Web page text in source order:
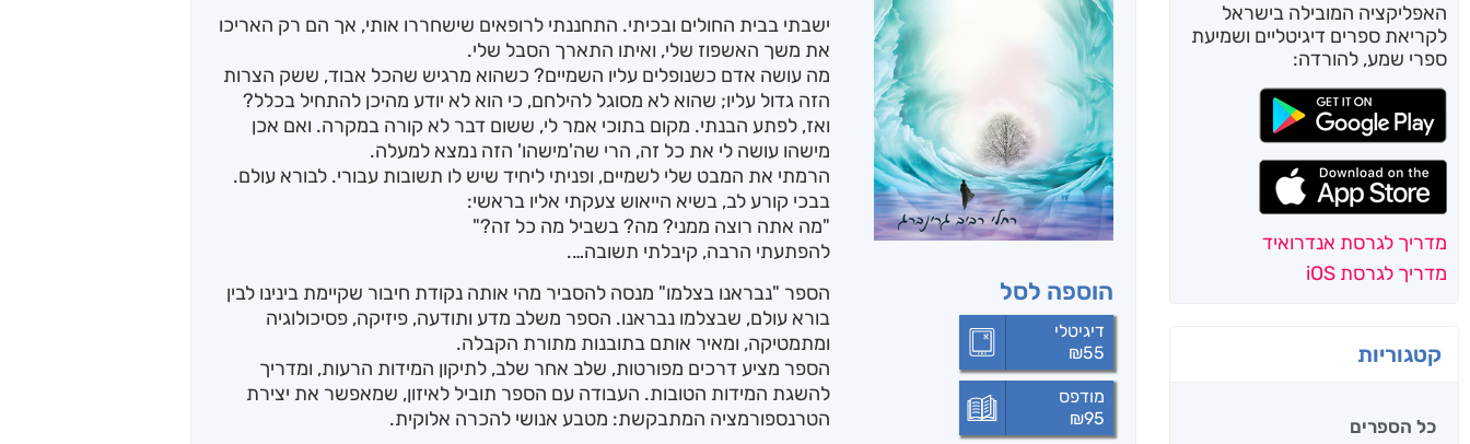
האפליקציה המובילה בישראל
לקריאת ספרים דיגיטליים ושמיעת
ספרי שמע, להורדה:
מדריך לגרסת אנדרואיד
מדריך לגרסת iOS
קטגוריות
כל הספרים
הוספה לסל
דיגיטלי
₪55
מודפס
₪95
ישבתי בבית החולים ובכיתי. התחננתי לרופאים שישחררו אותי, אך הם רק האריכו
את משך האשפוז שלי, ואיתו התארך הסבל שלי.
מה עושה אדם כשנופלים עליו השמיים? כשהוא מרגיש שהכל אבוד, ששק הצרות
הזה גדול עליו; שהוא לא מסוגל להילחם, כי הוא לא יודע מהיכן להתחיל בכלל?
ואז, לפתע הבנתי. מקום בתוכי אמר לי, ששום דבר לא קורה במקרה. ואם אכן
מישהו עושה לי את כל זה, הרי שה'מישהו' הזה נמצא למעלה.
הרמתי את המבט שלי לשמיים, ופניתי ליחיד שיש לו תשובות עבורי. לבורא עולם.
בבכי קורע לב, בשיא הייאוש צעקתי אליו בראשי:
"מה אתה רוצה ממני? מה? בשביל מה כל זה?"
להפתעתי הרבה, קיבלתי תשובה….
הספר "נבראנו בצלמו" מנסה להסביר מהי אותה נקודת חיבור שקיימת בינינו לבין
בורא עולם, שבצלמו נבראנו. הספר משלב מדע ותודעה, פיזיקה, פסיכולוגיה
ומתמטיקה, ומאיר אותם בתובנות מתורת הקבלה.
הספר מציע דרכים מפורטות, שלב אחר שלב, לתיקון המידות הרעות, ומדריך
להשגת המידות הטובות. העבודה עם הספר תוביל לאיזון, שמאפשר את יצירת
הטרנספורמציה המתבקשת: מטבע אנושי להכרה אלוקית.